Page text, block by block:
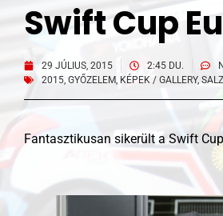
Swift Cup
29 JÚLIUS, 2015 2:45 DU.
2015, GYŐZELEM, KÉPEK / GALLERY,
Fantasztikusan sikerült a Swift